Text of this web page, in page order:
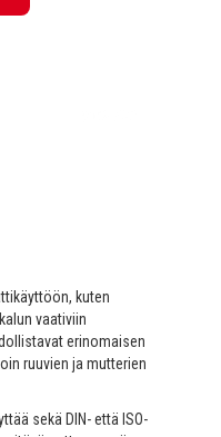
kuten
vaativiin
erinomaisen
ruuvien ja mutterien
sekä DIN- että ISO-